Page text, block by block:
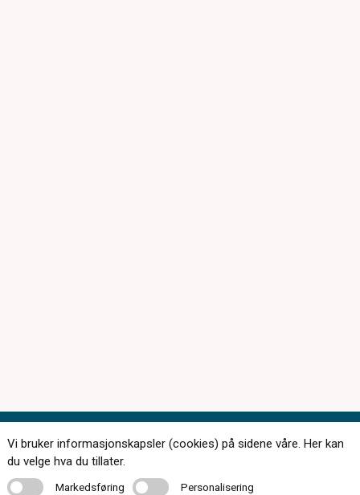
Kontakt oss
Vi bruker informasjonskapsler (cookies) på sidene våre. Her kan
du velge hva du tillater.
MarkedsføringMarkedsføring PersonaliseringPersonalisering